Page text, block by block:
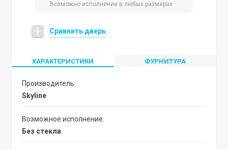
Возможно исполнение в любых размерах
Сравнить дверь
ХАРАКТЕРИСТИКИ ФУРНИТУРА
Производитель:
Skyline
Возможное исполнение:
без стекла